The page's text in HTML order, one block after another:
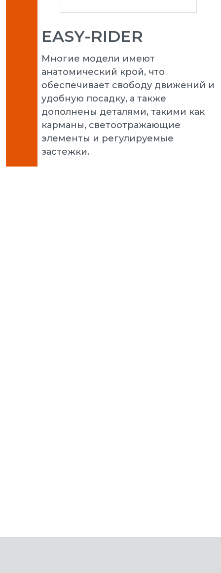
EASY-RIDER
Многие модели имеют
анатомический крой, что
обеспечивает свободу движений и
удобную посадку, а также
дополнены деталями, такими как
карманы, светоотражающие
элементы и регулируемые
застежки.